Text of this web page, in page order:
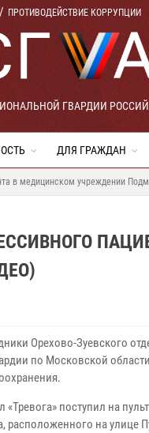
ПРОТИВОДЕЙСТВИЕ КОРРУПЦИИ
ГВАРДИИ
ДЛЯ ГРАЖДАН
в медицинском учреждении
Орехово-Зуевского
по Московской
«Тревога» поступил на
расположенного на улице